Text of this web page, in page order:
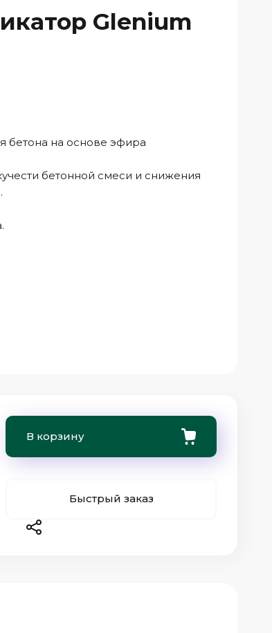
Glenium
бетона на основе эфира
бетонной смеси и снижения
В корзину
Быстрый заказ